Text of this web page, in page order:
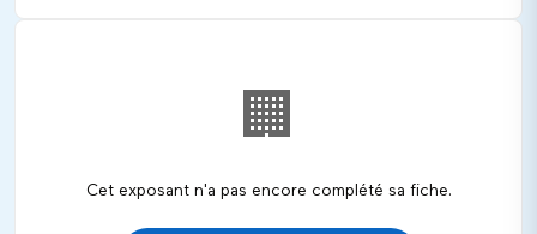
🏢
Cet exposant n'a pas encore complété sa fiche.